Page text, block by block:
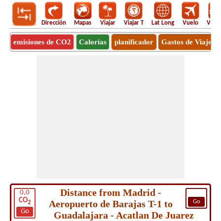
Dirección Mapas Viajar Viajar T Lat Long Vuelo
emisiones de CO2 Calorías planificador Gastos de Viaje
0,0
CO2
Go
Go
Distance from Madrid -
Aeropuerto de Barajas T-1 to
Guadalajara - Acatlan De Juarez